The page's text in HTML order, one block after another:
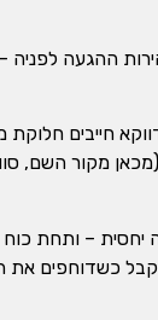
ההגעה לפניה
מקור השם,
יחסית – ותחת
כשדוחפים את